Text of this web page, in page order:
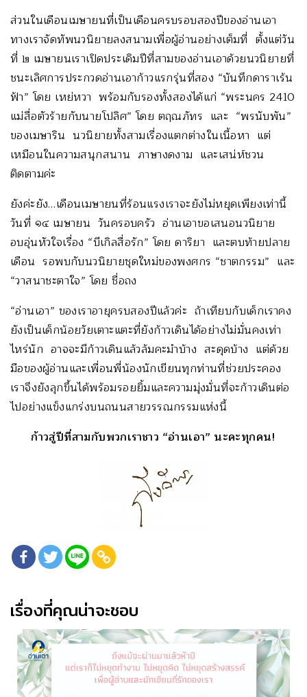
ส่วนในเดือนเมษายนที่เป็นเดือนครบรอบสองปีของอ่านเอา
ทางเราจัดทัพนวนิยายลงสนามเพื่อผู้อ่านอย่างเต็มที่ ตั้งแต่วัน
ที่ ๒ เมษายนเราเปิดประเดิมปีที่สามของอ่านเอาด้วยนวนิยายที่
ชนะเลิศการประกวดอ่านเอาก้าวแรกรุ่นที่สอง “บันทึกดาราเร้น
ฟ้า” โดย เหย่หวา พร้อมกับรองทั้งสองได้แก่ “พระนคร 2410
แม่สื่อตัวร้ายกับนายโปลิศ” โดย ตฤณภัทร และ “พรนับพัน”
ของเมษาริน นวนิยายทั้งสามเรื่องแตกต่างในเนื้อหา แต่
เหมือนในความสนุกสนาน ภาษางดงาม และเสน่ห์ชวน
ติดตามค่ะ
ยังค่ะยัง…เดือนเมษายนที่ร้อนแรงเราจะยังไม่หยุดเพียงเท่านี้
วันที่ ๑๔ เมษายน วันครอบครัว อ่านเอาขอเสนอนวนิยาย
อบอุ่นหัวใจเรื่อง “บีเกิลสื่อรัก” โดย ดาริยา และตบท้ายปลาย
เดือน รอพบกับนวนิยายชุดใหม่ของพงศกร “ชาตกรรม” และ
“วาสนาชะตาใจ” โดย ชื่อถง
“อ่านเอา” ของเราอายุครบสองปีแล้วค่ะ ถ้าเทียบกับเด็กเราคง
ยังเป็นเด็กน้อยวัยเตาะแตะที่ยังก้าวเดินได้อย่างไม่มั่นคงเท่า
ไหร่นัก อาจจะมีก้าวเดินแล้วล้มคะมำบ้าง สะดุดบ้าง แต่ด้วย
มือของผู้อ่านและเพื่อนพี่น้องนักเขียนทุกท่านที่ช่วยประคอง
เราจึงยังลุกขึ้นได้พร้อมรอยยิ้มและความมุ่งมั่นที่จะก้าวเดินต่อ
ไปอย่างแข็งแกร่งบนถนนสายวรรณกรรมแห่งนี้
ก้าวสู่ปีที่สามกับพวกเราชาว “อ่านเอา” นะคะทุกคน!
เรื่องที่คุณน่าจะชอบ